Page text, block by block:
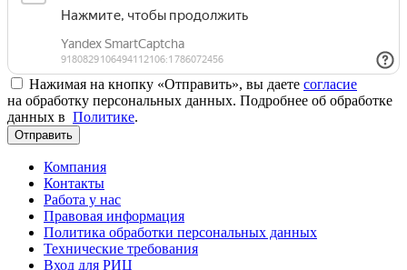
Нажимая на кнопку «Отправить», вы даете согласие
на обработку персональных данных. Подробнее об обработке
данных в Политике.
Отправить
Компания
Контакты
Работа у нас
Правовая информация
Политика обработки персональных данных
Технические требования
Вход для РИЦ